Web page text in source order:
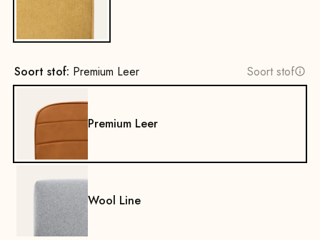
Soort stof: Premium Leer Soort stof
Premium Leer
Wool Line